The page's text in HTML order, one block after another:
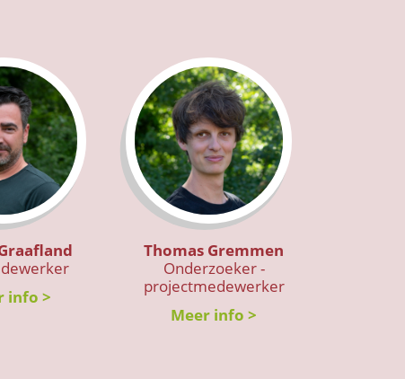
info >
Thomas Gremmen
Onderzoeker -
projectmedewerker
Meer info >